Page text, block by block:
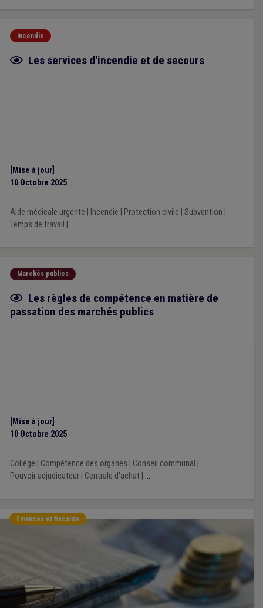
Incendie
Fiche focus
Les services d'incendie et de secours
[Mise à jour]
10 Octobre 2025
Aide médicale urgente Incendie Protection civile Subvention
Temps de travail
...
Marchés publics
Fiche focus
Les règles de compétence en matière de
passation des marchés publics
[Mise à jour]
10 Octobre 2025
Collège Compétence des organes Conseil communal
Pouvoir adjudicateur| Centrale d'achat| ...
Finances et fiscalité